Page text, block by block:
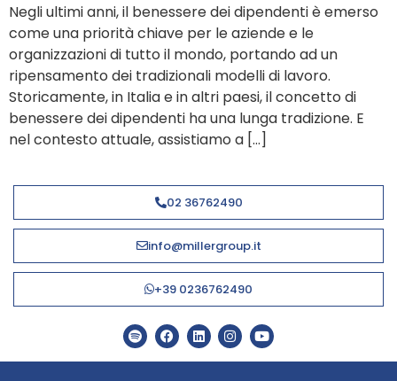
Negli ultimi anni, il benessere dei dipendenti è emerso
come una priorità chiave per le aziende e le
organizzazioni di tutto il mondo, portando ad un
ripensamento dei tradizionali modelli di lavoro.
Storicamente, in Italia e in altri paesi, il concetto di
benessere dei dipendenti ha una lunga tradizione. E
nel contesto attuale, assistiamo a […]
02 36762490
info@millergroup.it
+39 0236762490